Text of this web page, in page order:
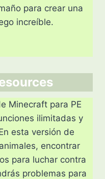
para crear una
increíble.
Minecraft para PE
ilimitadas y
esta versión de
encontrar
para luchar contra
problemas para